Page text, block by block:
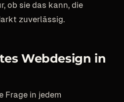
ob sie das kann, die
zuverlässig.
Webdesign in
Frage in jedem